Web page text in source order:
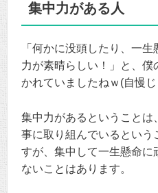
集中力がある人
「何かに没頭したり、一
力が素晴らしい！」と、
かれていましたねｗ(自慢
集中力があるということは
事に取り組んでいるとい
すが、集中して一生懸命に
ないことはあります。